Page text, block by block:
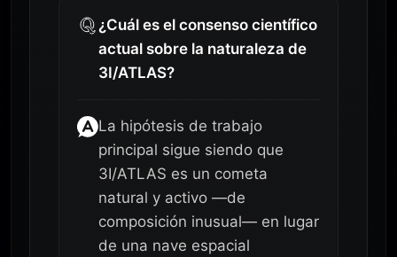
¿Cuál es el consenso científico
actual sobre la naturaleza de
3I/ATLAS?
La hipótesis de trabajo
principal sigue siendo que
3I/ATLAS es un cometa
natural y activo —de
composición inusual— en lugar
de una nave espacial